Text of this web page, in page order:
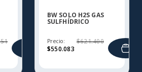
BW SOLO H2S GAS
SULFHÍDRICO
Precio:
$550.083
$621.400